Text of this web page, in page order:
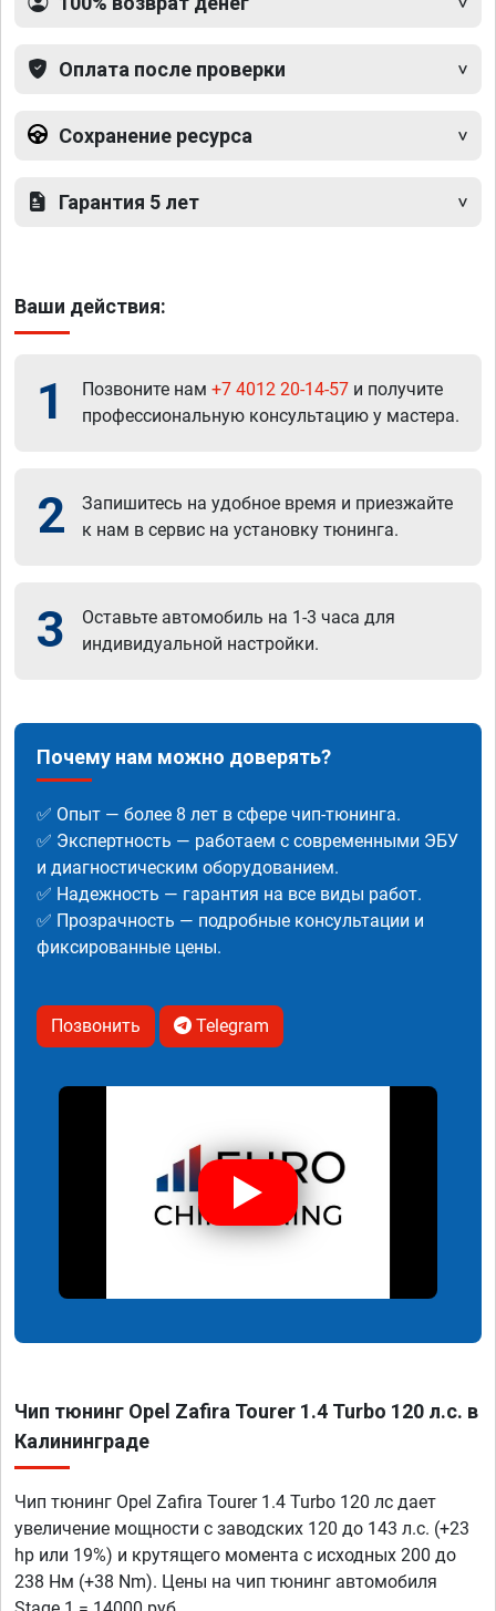
Оплата после проверки
Сохранение ресурса
Гарантия 5 лет
Ваши действия:
1 Позвоните нам +7 4012 20-14-57 и получите
профессиональную консультацию у мастера.
2
Запишитесь на удобное время и приезжайте
к нам в сервис на установку тюнинга.
3
Оставьте автомобиль на 1-3 часа для
индивидуальной настройки.
Почему нам можно доверять?
✅ Опыт — более 8 лет в сфере чип-тюнинга.
✅ Экспертность — работаем с современными ЭБУ
и диагностическим оборудованием.
✅ Надежность — гарантия на все виды работ.
✅ Прозрачность — подробные консультации и
фиксированные цены.
Позвонить Telegram
Чип тюнинг Opel Zafira Tourer 1.4 Turbo 120 л.с. в
Калининграде
Чип тюнинг Opel Zafira Tourer 1.4 Turbo 120 лс дает
увеличение мощности с заводских 120 до 143 л.с. (+23
hp или 19%) и крутящего момента с исходных 200 до
238 Нм (+38 Nm). Цены на чип тюнинг автомобиля